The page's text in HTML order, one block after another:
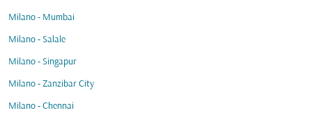
Milano - Mumbai
Milano - Salale
Milano - Singapur
Milano - Zanzibar City
Milano - Chennai